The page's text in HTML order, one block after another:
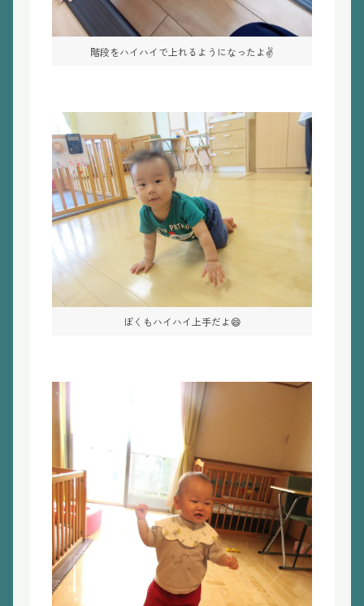
階段をハイハイで上れるようになったよ✌️
ぼくもハイハイ上手だよ😄